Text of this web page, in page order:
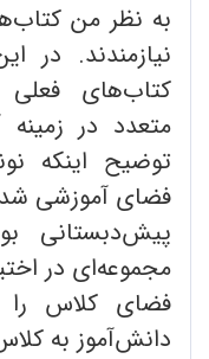
به نظر من
نیازمندند. در
کتاب‌های
متعدد در
توضیح اینکه
فضای آموزشی
پیش‌دبستانی
مجموعه‌ای در
فضای کلاس
دانش‌آموز به